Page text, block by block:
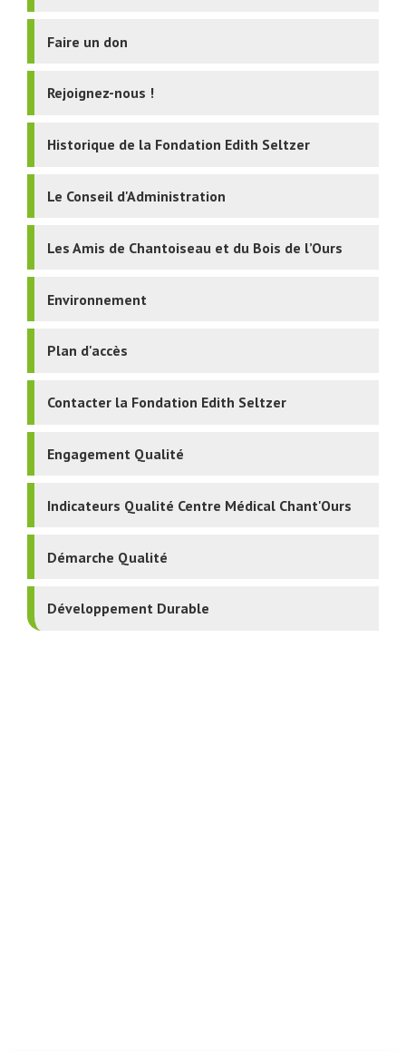
Faire un don
Rejoignez-nous !
Historique de la Fondation Edith Seltzer
Le Conseil d'Administration
Les Amis de Chantoiseau et du Bois de l’Ours
Environnement
Plan d'accès
Contacter la Fondation Edith Seltzer
Engagement Qualité
Indicateurs Qualité Centre Médical Chant'Ours
Démarche Qualité
Développement Durable